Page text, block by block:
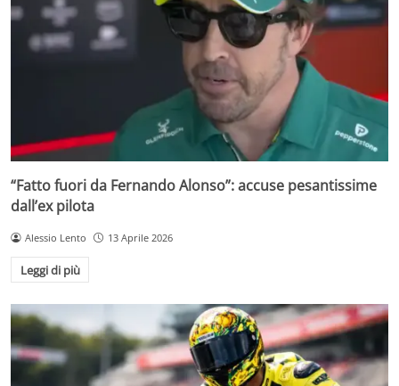
“Fatto fuori da Fernando Alonso”: accuse pesantissime
dall’ex pilota
Alessio Lento 13 Aprile 2026
Leggi di più